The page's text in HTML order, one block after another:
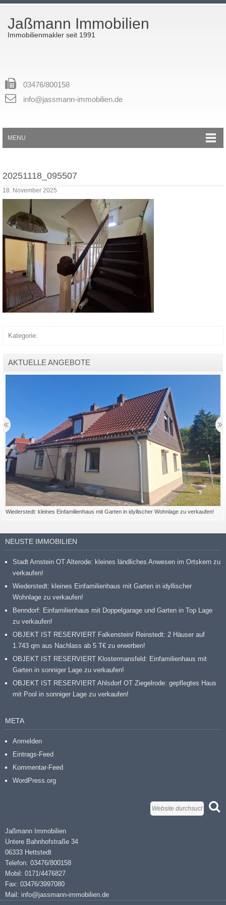
Jaßmann Immobilien
Immobilienmakler seit 1991
03476/800158
info@jassmann-immobilien.de
MENU
20251118_095507
18. November 2025
Kategorie:
AKTUELLE ANGEBOTE
Wiederstedt: kleines Einfamilienhaus mit Garten in idyllischer Wohnlage zu verkaufen!
NEUSTE IMMOBILIEN
Stadt Arnstein OT Alterode: kleines ländliches Anwesen im Ortskern zu
verkaufen!
Wiederstedt: kleines Einfamilienhaus mit Garten in idyllischer
Wohnlage zu verkaufen!
Benndorf: Einfamilienhaus mit Doppelgarage und Garten in Top Lage
zu verkaufen!
OBJEKT IST RESERVIERT Falkenstein/ Reinstedt: 2 Häuser auf
1.743 qm aus Nachlass ab 5 T€ zu erwerben!
OBJEKT IST RESERVIERT Klostermansfeld: Einfamilienhaus mit
Garten in sonniger Lage zu verkaufen!
OBJEKT IST RESERVIERT Ahlsdorf OT Ziegelrode: gepflegtes Haus
mit Pool in sonniger Lage zu verkaufen!
META
Anmelden
Eintrags-Feed
Kommentar-Feed
WordPress.org
Jaßmann Immobilien
Untere Bahnhofstraße 34
06333 Hettstedt
Telefon: 03476/800158
Mobil: 0171/4476827
Fax: 03476/3997080
Mail: info@jassmann-immobilien.de